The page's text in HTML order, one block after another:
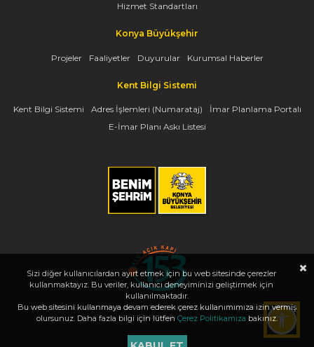
Hizmet Standartları
Konya Büyükşehir
Projeler Faaliyetler Duyurular Kurumsal Haberler
Kent Bilgi Sistemi
Kent Bilgi Sistemi Adres İşlemleri (Numarataj)
İmar Planlama Portalı
E-İmar Planı Askı Listesi
Copyright 2026, www.konya.bel.tr - Tüm Hakları Saklıdır - Bilgi İşlem Dairesi
Başkanlığı
Sizi diğer kullanıcılardan ayırt etmek için bu web sitesinde çerezler
kullanmaktayız. Bu veriler, kullanıcı deneyiminizi geliştirmek için
kullanılmaktadır.
Bu web sitesini kullanmaya devam ederek çerez kullanımımıza izin vermiş
olursunuz. Daha fazla bilgi için lütfen Çerez Politikamıza bakınız.